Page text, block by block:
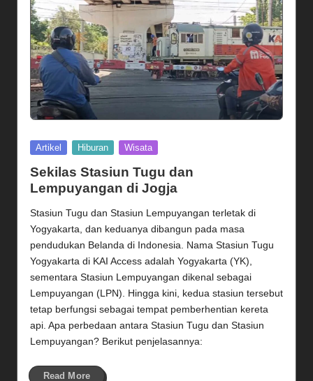
Posted
Artikel Hiburan Wisata
Sekilas Stasiun Tugu dan
Lempuyangan di Jogja
Stasiun Tugu dan Stasiun Lempuyangan terletak di
Yogyakarta, dan keduanya dibangun pada masa
pendudukan Belanda di Indonesia. Nama Stasiun Tugu
Yogyakarta di KAI Access adalah Yogyakarta (YK),
sementara Stasiun Lempuyangan dikenal sebagai
Lempuyangan (LPN). Hingga kini, kedua stasiun tersebut
tetap berfungsi sebagai tempat pemberhentian kereta
api. Apa perbedaan antara Stasiun Tugu dan Stasiun
Lempuyangan? Berikut penjelasannya:
Read More